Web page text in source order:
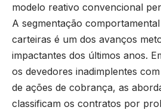
modelo reativo convencional
A segmentação
carteiras é um dos avanços
impactantes dos últimos anos.
os devedores inadimplentes
de ações de cobrança, as
classificam os contratos por